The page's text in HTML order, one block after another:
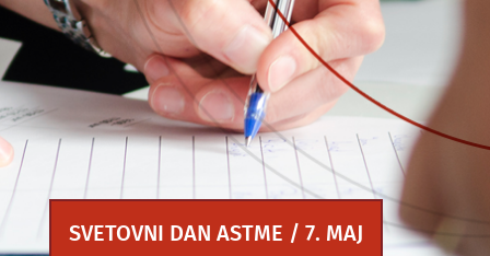
SVETOVNI DAN ASTME / 7. MAJ